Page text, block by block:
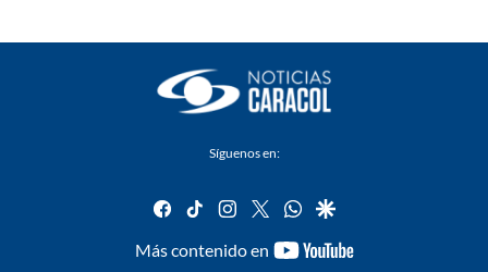
Síguenos en:
facebook
tiktok instagram
twitterwhatsapp
google
Más contenido en
youtube-